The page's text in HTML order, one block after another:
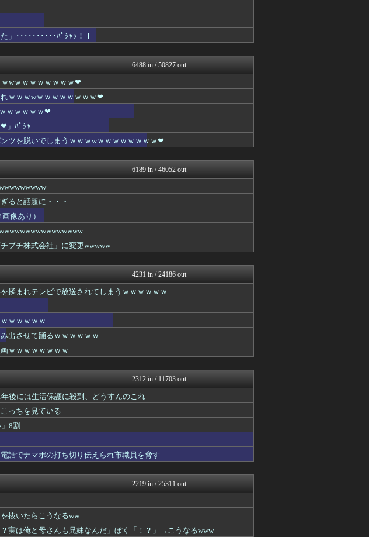
ｗｗｗｗｗ
キニ速
6ぐらい。来た時は...
ぶる速-VIP
誰だよ」ド...
なるww
まとめCUP
ｗ
ゴールデンタイムズ
wwwwwwww
コノユビニュース｜みんなの...
ｗ
性的な目で見ないでく...
ラビット速報
のアルバイトを体験し...
VIPPER速報
【2ch】ニュー速クオリテ...
アが初め...
(*ﾟ∀ﾟ)ゞカガクニュー...
アが初め...
ｗ
はーとログ
うしみつ-5chまとめ-
？」ﾋﾟｸｯ
ｗｗｗｗｗｗwww...
」って
はーとログ
んも兄妹なんだ」ぼく...
が流れる 第三者が不...
不思議.net - 5ch...
いたしん！
るｗ
Zチャンネル＠VIP
BIPブログ
大富豪「…」
んやけどさ・・・
ネラーボイス
ｗｗｗｗｗｗｗｗ...
ｗｗｗｗｗｗｗ
えっ!?またここのサイト?
ｗｗｗｗｗｗｗ
バズッター速報
まとめCUP
億円に減...
コノユビニュース｜みんなの...
密漏洩したから泣かし...
」に変更wwwww
【2ch】ニュー速クオリテ...
役をやらせる系へ変化
VIPPER速報
」に社名変更
コノユビニュース｜みんなの...
wwww
6ぐらい。来た時は...
スコールちゃんねる｜２ちゃ...
･ﾊﾟｼｬｯ...
不思議.net - 5ch...
」･･････････ﾊﾟｼｬｯ！！
6488 in / 50827 out
wｗｗｗｗｗｗｗｗ❤
ｗｗｗwｗｗｗｗｗｗｗｗ❤
ｗｗｗｗｗ❤
❤」ﾊﾟｼｬ
ツを脱いでしまうｗｗｗwｗｗｗｗｗｗｗｗ❤
6189 in / 46052 out
ると話題に・・・
像あり）
プチ株式会社」に変更wwwww
4231 in / 24186 out
揉まれテレビで放送されてしまうｗｗｗｗｗｗ
ｗｗｗｗｗ
出させて踊るｗｗｗｗｗｗ
ｗｗｗｗｗｗｗｗ
2312 in / 11703 out
後には生活保護に殺到、どうすんのこれ
っちを見ている
8割
話でナマポの打ち切り伝えられ市職員を脅す
2219 in / 25311 out
抜いたらこうなるww
実は俺と母さんも兄妹なんだ」ぼく「！？」→こうなるwww